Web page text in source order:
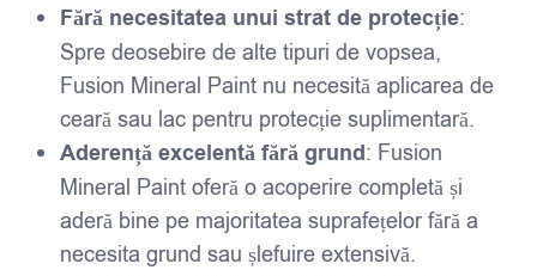
Fără necesitatea unui strat de protecție:
Spre deosebire de alte tipuri de vopsea,
Fusion Mineral Paint nu necesită aplicarea de
ceară sau lac pentru protecție suplimentară.
Aderență excelentă fără grund: Fusion
Mineral Paint oferă o acoperire completă și
aderă bine pe majoritatea suprafețelor fără a
necesita grund sau șlefuire extensivă.